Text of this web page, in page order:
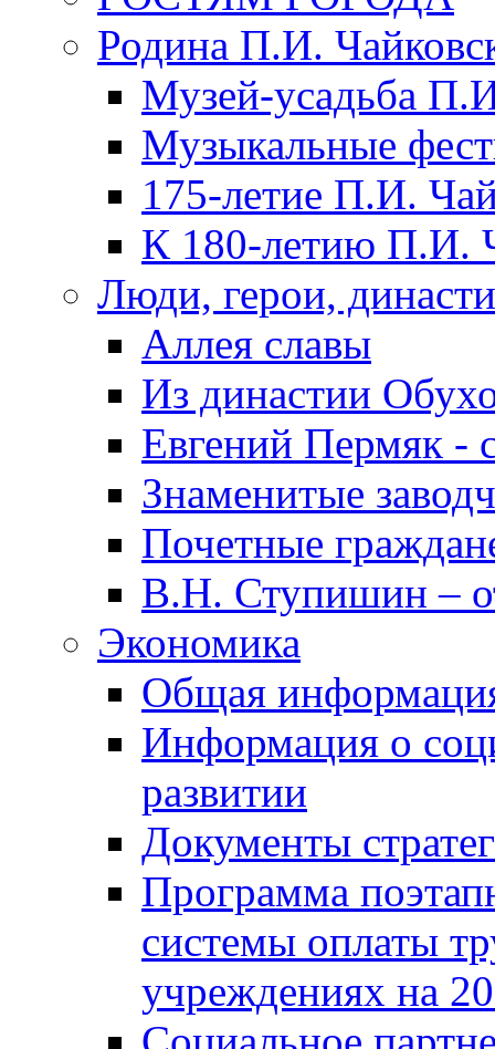
Родина П.И.
Музей-усадьба
Музыкальные
175-летие П.И.
К 180-летию П.И.
Люди, герои,
Аллея славы
Из династии
Евгений Пермяк -
Знаменитые
Почетные
В.Н. Ступишин –
Экономика
Общая
Информация о
развитии
Документы
Программа
системы оплаты
учреждениях на